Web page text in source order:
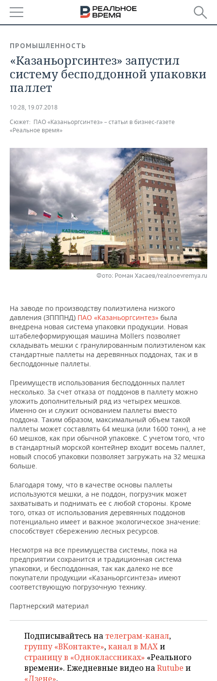
БАШКОРТОСТАН
ТАТАРСТАН
НОВОСТИ
АНАЛИТИКА
ДЕКЛАРАЦИИ О ДОХОДАХ
КОРОЛИ ГОСЗАКАЗА ПФО
ВУЗЫ ТАТАРСТАНА
КОМУ ПРИНАДЛЕЖАТ
ТОРГОВЫЕ ЦЕНТРЫ
ТАТАРСТАНА
НОВОСТИ ЭКОНОМИКИ
ФИНАНСЫ
БАНКИ
БЮДЖЕТ
ИНВЕСТИЦИИ
ПРОМЫШЛЕННОСТЬ
НОВОСТИ
ПРОМЫШЛЕННОСТИ
АГРОПРОМ
МАШИНОСТРОЕНИЕ
НЕФТЕХИМИЯ
НЕФТЬ
ОПК
НЕДВИЖИМОСТЬ
НОВОСТИ НЕДВИЖИМОСТИ
АВТО
НОВОСТИ АВТО
БИЗНЕС
НОВОСТИ БИЗНЕСА
РОЗНИЧНАЯ ТОРГОВЛЯ
ТРАНСПОРТ
ТЕХНОЛОГИИ
НОВОСТИ ТЕХНОЛОГИЙ
IT
МЕРОПРИЯТИЯ
НОВОСТИ МЕРОПРИЯТИЙ
ВЫЕЗДНАЯ РЕДАКЦИЯ
ONLINE-КОНФЕРЕНЦИИ
ОТКРЫТАЯ ЛЕКЦИЯ
СПОРТ
ХОККЕЙ
БАСКЕТБОЛ
ВОЛЕЙБОЛ
КИБЕРСПОРТ
ФИГУРНОЕ КАТАНИЕ
ВОДНЫЕ ВИДЫ СПОРТА
ХОККЕЙ С МЯЧОМ
ВЛАСТЬ
ИНФРАСТРУКТУРА
ИСТОРИЯ
КУЛЬТУРА
МЕДИЦИНА
ОБРАЗОВАНИЕ
ПРОИСШЕСТВИЯ
ФОТОГАЛЕРЕЯ
СЮЖЕТЫ
СПРАВОЧНИК
СПИСОК ПЕРСОН
СПИСОК КОМПАНИЙ
ПРОМЫШЛЕННОСТЬ
«Казаньоргсинтез» запустил
систему бесподдонной упаковки
паллет
10:28, 19.07.2018
Сюжет: ПАО «Казаньоргсинтез» – статьи в бизнес-газете
«Реальное время»
Фото: Роман Хасаев/realnoevremya.ru
На заводе по производству полиэтилена низкого
давления (ЗПППНД) ПАО «Казаньоргсинтез» была
внедрена новая система упаковки продукции. Новая
штабелеформирующая машина Möllers позволяет
складывать мешки с гранулированным полиэтиленом как
стандартные паллеты на деревянных поддонах, так и в
бесподдонные паллеты.
Преимуществ использования бесподдонных паллет
несколько. За счет отказа от поддонов в паллету можно
уложить дополнительный ряд из четырех мешков.
Именно он и служит основанием паллеты вместо
поддона. Таким образом, максимальный объем такой
паллеты может составлять 64 мешка (или 1600 тонн), а не
60 мешков, как при обычной упаковке. С учетом того, что
в стандартный морской контейнер входит восемь паллет,
новый способ упаковки позволяет загружать на 32 мешка
больше.
Благодаря тому, что в качестве основы паллеты
используются мешки, а не поддон, погрузчик может
захватывать и поднимать ее с любой стороны. Кроме
того, отказ от использования деревянных поддонов
потенциально имеет и важное экологическое значение:
способствует сбережению лесных ресурсов.
Несмотря на все преимущества системы, пока на
предприятии сохранится и традиционная система
упаковки, и бесподдонная, так как далеко не все
покупатели продукции «Казаньоргсинтеза» имеют
соответствующую погрузочную технику.
Партнерский материал
Подписывайтесь на телеграм-канал,
группу «ВКонтакте»,канал в MAXи
страницу в «Одноклассниках» «Реального
времени». Ежедневные видео наRutube и
«Дзене».